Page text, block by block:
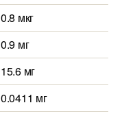
0.8 мкг
0.9 мг
15.6 мг
0.0411 мг